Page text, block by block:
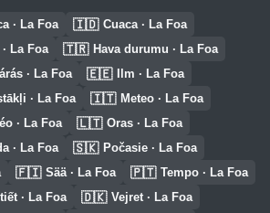
· La Foa 🇮🇩 Cuaca · La Foa
La Foa 🇹🇷 Hava durumu · La Foa
· La Foa 🇪🇪 Ilm · La Foa
· La Foa 🇮🇹 Meteo · La Foa
· La Foa 🇱🇹 Oras · La Foa
· La Foa 🇸🇰 Počasie · La Foa
🇫🇮 Sää · La Foa 🇵🇹 Tempo · La Foa
· La Foa 🇩🇰 Vejret · La Foa